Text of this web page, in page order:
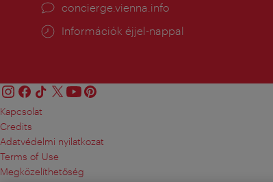
concierge.vienna.info
Információk éjjel-nappal
Kapcsolat
Credits
Adatvédelmi nyilatkozat
Terms of Use
Megközelíthetőség